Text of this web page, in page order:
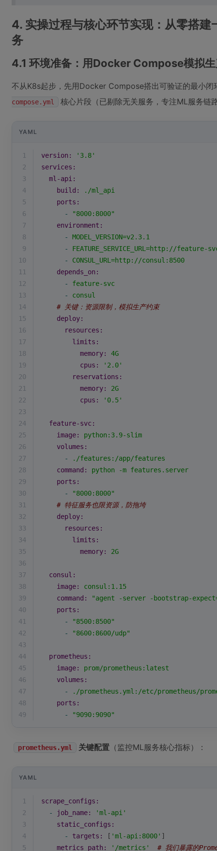
4. 实操过程与核心环节实现：从零搭
务
4.1 环境准备：用Docker Compose模拟
不从K8s起步，先用Docker Compose搭出可验证的最小闭
compose.yml 核心片段（已剔除无关服务，专注ML服务链
YAML
1 version:
'3.8'
2
services:
3
ml-api:
4
build:
./ml_api
5
ports:
6
-
"8000:8000"
7
environment:
8
-
MODEL_VERSION=v2.3.1
9
-
FEATURE_SERVICE_URL=http://feature-
10
-
CONSUL_URL=http://consul:8500
11
depends_on:
12
-
feature-svc
13
-
consul
14
# 关键：资源限制，模拟生产约束
15
deploy:
16
resources:
17
limits:
18
memory:
4G
19
cpus:
'2.0'
20
reservations:
21
memory:
2G
22
cpus:
'0.5'
23
24
feature-svc:
25
image:
python:3.9-slim
26
volumes:
27
-
./features:/app/features
28
command: python -m features.server
29
ports:
30
-
"8000:8000"
31
# 特征服务也限资源，防拖垮
32
deploy:
33
resources:
34
limits:
35
memory:
2G
36
37
consul:
38
image:
consul:1.15
39
command:
"agent -server -bootstrap-
40
ports:
41
-
"8500:8500"
42
-
"8600:8600/udp"
43
44
prometheus:
45
image:
prom/prometheus:latest
46
volumes:
47
-
./prometheus.yml:/etc/prometheus/
48
ports:
49
- "9090:9090"
prometheus.yml 关键配置 （监控ML服务核心指标）：
YAML
1
scrape_configs:
2
- job_name:
'ml-api'
3
static_configs:
4
- targets: [ 'ml-api:8000' ]
5
metrics_path: '/metrics' # 我们暴露的